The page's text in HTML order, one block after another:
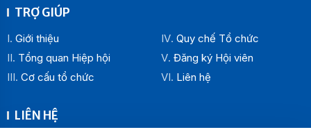
TRỢ GIÚP
Giới thiệu
Tổng quan Hiệp hội
Cơ cấu tổ chức
Quy chế Tổ chức
Đăng ký Hội viên
Liên hệ
LIÊN HỆ